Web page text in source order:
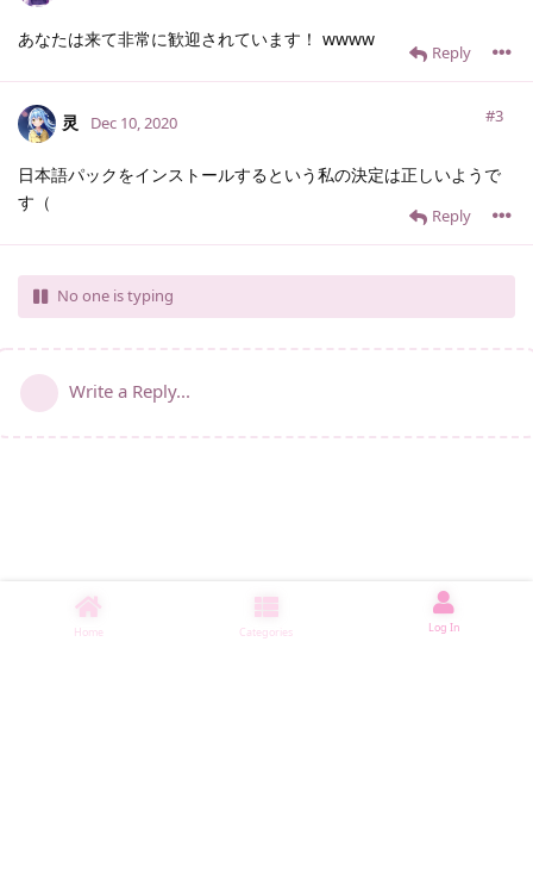
あなたは来て非常に歓迎されています！ wwww
Reply
灵 #3
Dec 10, 2020
日本語パックをインストールするという私の決定は正しいようで
す（
Reply
No one is typing
Write a Reply...
Home Categories Log In